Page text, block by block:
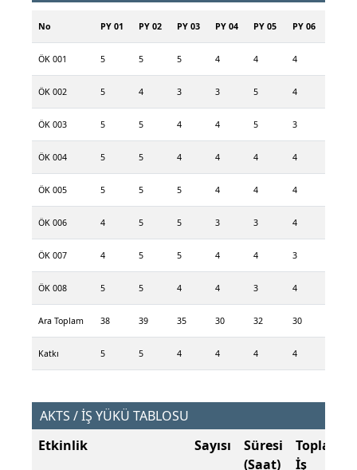
No PY 01 PY 02 PY 03 PY 04 PY 05 PY 06
ÖK 001 5 5 5 4 4 4
ÖK 002 5 4 3 3 5 4
ÖK 003 5 5 4 4 5 3
ÖK 004 5 5 4 4 4 4
ÖK 005 5 5 5 4 4 4
ÖK 006 4 5 5 3 3 4
ÖK 007 4 5 5 4 4 3
ÖK 008 5 5 4 4 3 4
Ara Toplam 38 39 35 30 32 30
Katkı 5 5 4 4 4 4
AKTS / İŞ YÜKÜ TABLOSU
Etkinlik
Sayısı
Süresi
(Saat)
Toplam
İş